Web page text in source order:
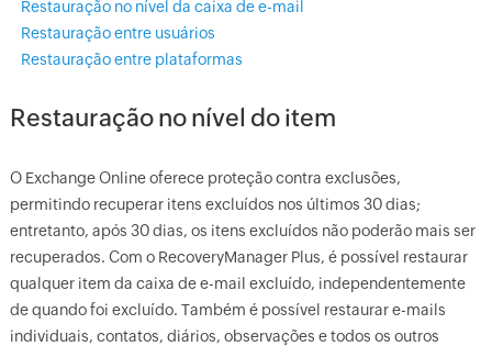
Restauração no nível da caixa de e-mail
Restauração entre usuários
Restauração entre plataformas
Restauração no nível do item
O Exchange Online oferece proteção contra exclusões,
permitindo recuperar itens excluídos nos últimos 30 dias;
entretanto, após 30 dias, os itens excluídos não poderão mais ser
recuperados. Com o RecoveryManager Plus, é possível restaurar
qualquer item da caixa de e-mail excluído, independentemente
de quando foi excluído. Também é possível restaurar e-mails
individuais, contatos, diários, observações e todos os outros